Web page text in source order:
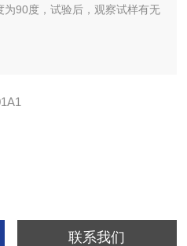
90度，试验后，观察试样有无
联系我们